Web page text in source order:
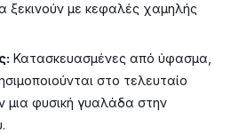
ξεκινούν με κεφαλές χαμηλής
Κατασκευασμένες από ύφασμα,
στο τελευταίο
μια φυσική γυαλάδα στην